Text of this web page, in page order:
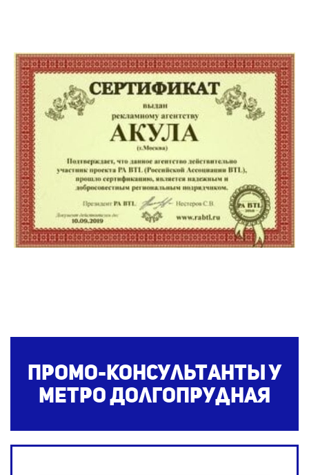
Промо-консультанты у
метро Долгопрудная